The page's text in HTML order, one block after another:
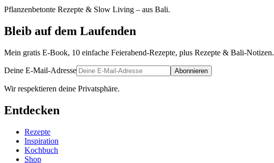
Pflanzenbetonte Rezepte & Slow Living – aus Bali.
Bleib auf dem Laufenden
Mein gratis E-Book, 10 einfache Feierabend-Rezepte, plus Rezepte & Bali-Notizen.
Deine E-Mail-Adresse Abonnieren
Wir respektieren deine Privatsphäre.
Entdecken
Rezepte
Inspiration
Kochbuch
Shop